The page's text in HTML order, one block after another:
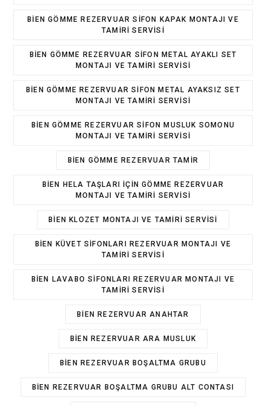
BIEN GÖMME REZERVUAR SIFON KAPAK MONTAJI VE
TAMIRI SERVISI
BIEN GÖMME REZERVUAR SIFON METAL AYAKLI SET
MONTAJI VE TAMIRI SERVISI
BIEN GÖMME REZERVUAR SIFON METAL AYAKSIZ SET
MONTAJI VE TAMIRI SERVISI
BIEN GÖMME REZERVUAR SIFON MUSLUK SOMONU
MONTAJI VE TAMIRI SERVISI
BIEN GÖMME REZERVUAR TAMIR
BIEN HELA TAŞLARI IÇIN GÖMME REZERVUAR
MONTAJI VE TAMIRI SERVISI
BIEN KLOZET MONTAJI VE TAMIRI SERVISI
BIEN KÜVET SIFONLARI REZERVUAR MONTAJI VE
TAMIRI SERVISI
BIEN LAVABO SIFONLARI REZERVUAR MONTAJI VE
TAMIRI SERVISI
BIEN REZERVUAR ANAHTAR
BIEN REZERVUAR ARA MUSLUK
BIEN REZERVUAR BOŞALTMA GRUBU
BIEN REZERVUAR BOŞALTMA GRUBU ALT CONTASI